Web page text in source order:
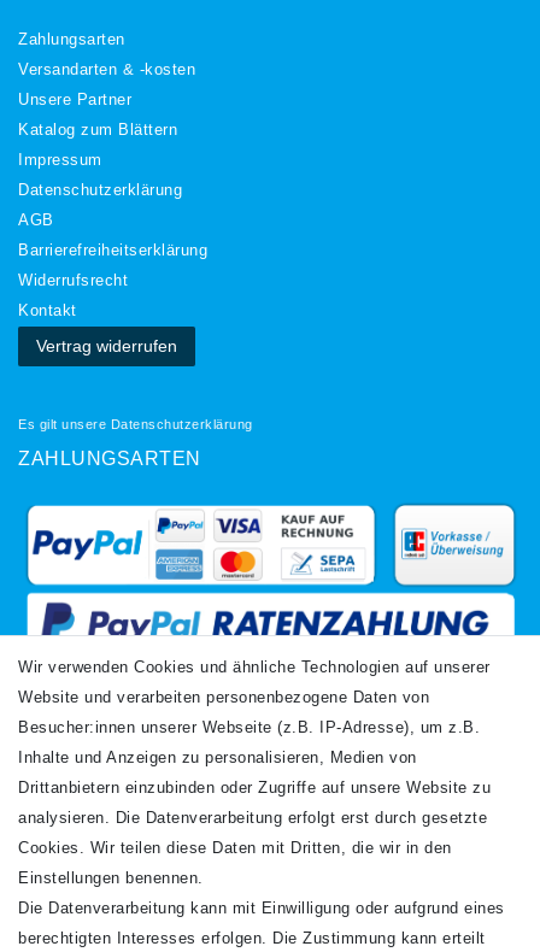
Zahlungsarten
Versandarten & -kosten
Unsere Partner
Katalog zum Blättern
Impressum
Daten­schutz­erklärung
AGB
Barrierefreiheitserklärung
Widerrufs­recht
Kontakt
Vertrag widerrufen
Es gilt unsere Datenschutzerklärung
ZAHLUNGSARTEN
VERSANDARTEN
Wir verwenden Cookies und ähnliche Technologien auf unserer
Website und verarbeiten personenbezogene Daten von
Besucher:innen unserer Webseite (z.B. IP-Adresse), um z.B.
Inhalte und Anzeigen zu personalisieren, Medien von
Drittanbietern einzubinden oder Zugriffe auf unsere Website zu
analysieren. Die Datenverarbeitung erfolgt erst durch gesetzte
Cookies. Wir teilen diese Daten mit Dritten, die wir in den
Einstellungen benennen.
Die Datenverarbeitung kann mit Einwilligung oder aufgrund eines
berechtigten Interesses erfolgen. Die Zustimmung kann erteilt